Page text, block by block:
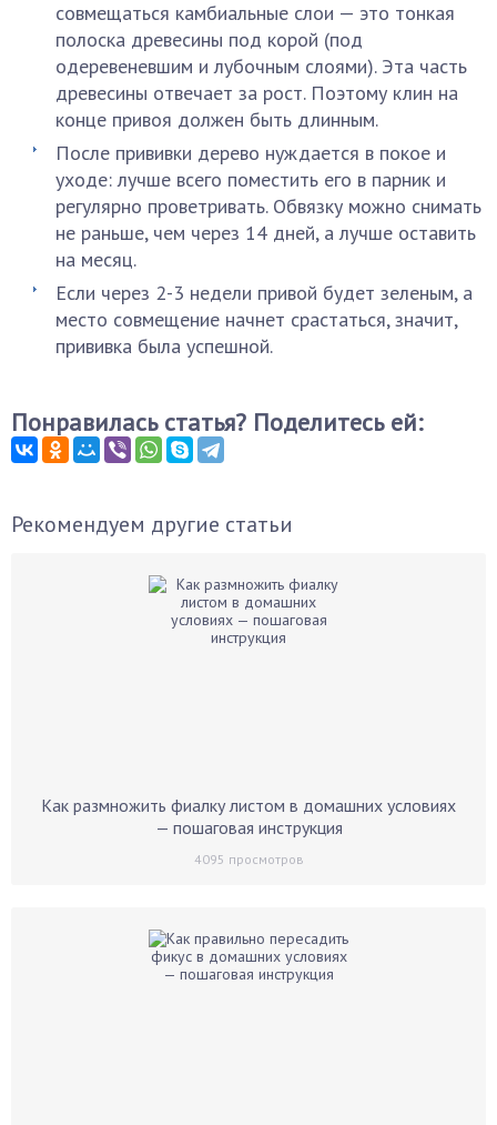
совмещаться камбиальные слои — это тонкая
полоска древесины под корой (под
одеревеневшим и лубочным слоями). Эта часть
древесины отвечает за рост. Поэтому клин на
конце привоя должен быть длинным.
После прививки дерево нуждается в покое и
уходе: лучше всего поместить его в парник и
регулярно проветривать. Обвязку можно снимать
не раньше, чем через 14 дней, а лучше оставить
на месяц.
Если через 2-3 недели привой будет зеленым, а
место совмещение начнет срастаться, значит,
прививка была успешной.
Понравилась статья? Поделитесь ей:
Рекомендуем другие статьи
Как размножить фиалку листом в домашних условиях
— пошаговая инструкция
4095 просмотров